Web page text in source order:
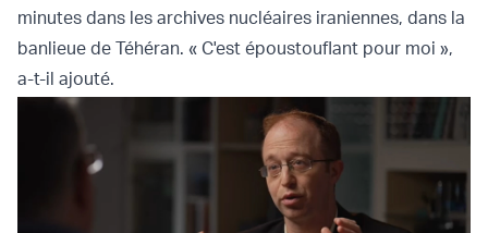
minutes dans les archives nucléaires iraniennes, dans la
banlieue de Téhéran. « C'est époustouflant pour moi »,
a-t-il ajouté.